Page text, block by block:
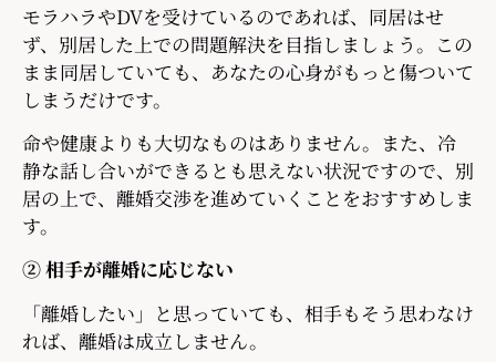
モラハラやDVを受けているのであれば、同居はせ
ず、別居した上での問題解決を目指しましょう。この
まま同居していても、あなたの心身がもっと傷ついて
しまうだけです。
命や健康よりも大切なものはありません。また、冷
静な話し合いができるとも思えない状況ですので、別
居の上で、離婚交渉を進めていくことをおすすめしま
す。
② 相手が離婚に応じない
「離婚したい」と思っていても、相手もそう思わなけ
れば、離婚は成立しません。